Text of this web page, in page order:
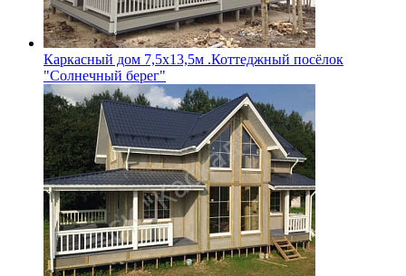
Каркасный дом 7,5х13,5м .Коттеджный посёлок
"Солнечный берег"